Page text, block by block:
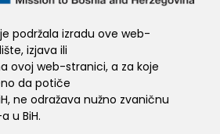
je podržala izradu ove web-
izjava ili
ovoj web-stranici, a za koje
da potiče
ne odražava nužno zvaničnu
u BiH.